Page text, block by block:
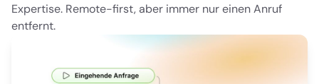
Expertise. Remote-first, aber immer nur einen Anruf
entfernt.